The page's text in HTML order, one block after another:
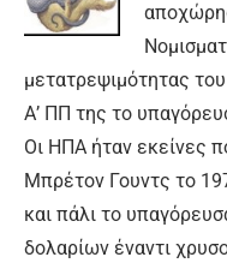
μετατρεψιμότητας
Α’ ΠΠ της το
Οι ΗΠΑ ήταν εκείνες
Μπρέτον Γουντς το
και πάλι το
δολαρίων έναντι